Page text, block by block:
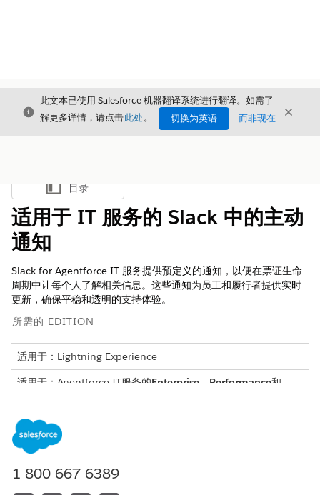
关闭
此文本已使用 Salesforce 机器翻译系统进行翻译。如需了
解更多详情，请点击此处。 切换为英语 而非现在 关闭
显示目录
目录
适用于 IT 服务的 Slack 中的主动
通知
Slack for Agentforce IT 服务提供预定义的通知，以便在票证生命
周期中让每个人了解相关信息。这些通知为员工和履行者提供实时
更新，确保平稳和透明的支持体验。
所需的 EDITION
适用于：Lightning Experience
适用于：Agentforce IT服务的Enterprise Performance和
服务目录
个案创建：通知会在员工创建个案时触发。
个案状态更新：当个案的状态发生变化时触发通知。
1-800-667-6389